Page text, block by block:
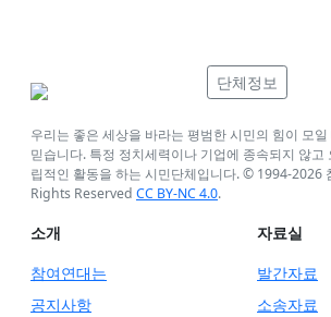
단체정보
우리는 좋은 세상을 바라는 평범한 시민의 힘이 모
믿습니다. 특정 정치세력이나 기업에 종속되지 않고
립적인 활동을 하는 시민단체입니다. © 1994-2026
Rights Reserved CC BY-NC 4.0.
소개
참여연대는
공지사항
자료실
발간자료
소송자료